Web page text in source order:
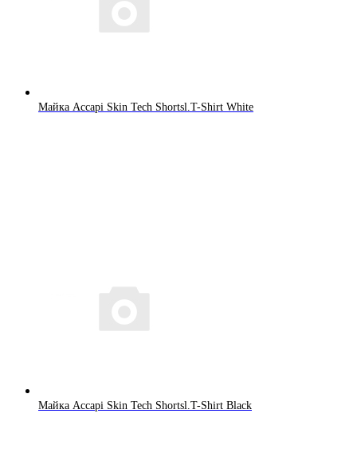
Майка Accapi Skin Tech Shortsl.T-Shirt White
Майка Accapi Skin Tech Shortsl.T-Shirt Black